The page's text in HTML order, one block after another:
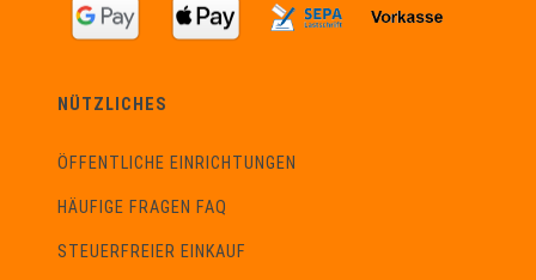
NÜTZLICHES
ÖFFENTLICHE EINRICHTUNGEN
HÄUFIGE FRAGEN FAQ
STEUERFREIER EINKAUF